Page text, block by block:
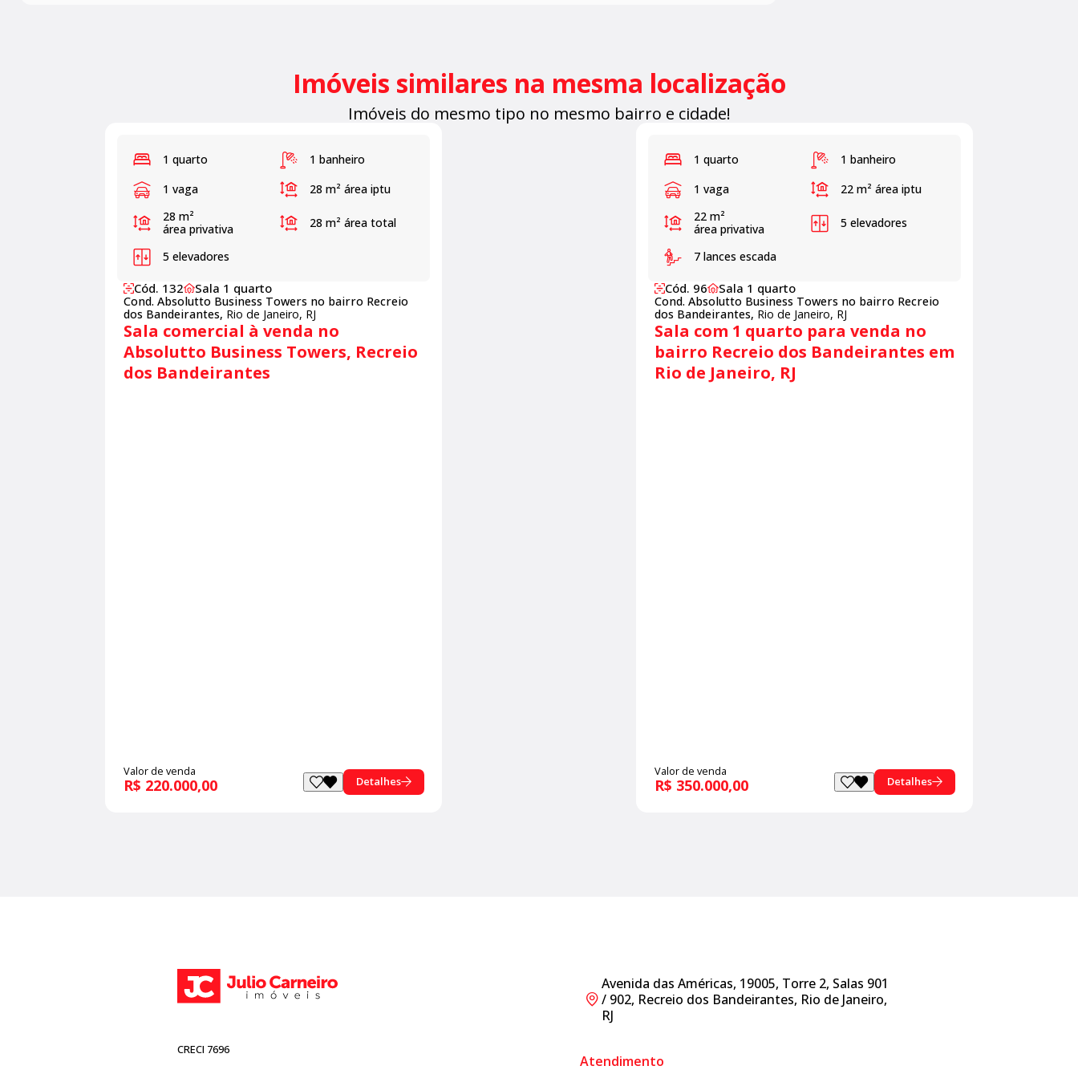
Imóveis similares na mesma localização
Imóveis do mesmo tipo no mesmo bairro e cidade!
1 quarto
1 banheiro
1 vaga
28 m² área iptu
28 m²
área privativa
28 m² área total
5 elevadores
Cód. 132 Sala 1 quarto
Cond. Absolutto Business Towers no bairro Recreio
dos Bandeirantes, Rio de Janeiro, RJ
Sala comercial à venda no
Absolutto Business Towers, Recreio
dos Bandeirantes
Valor de venda
R$ 220.000,00 Detalhes
1 quarto
1 banheiro
1 vaga
22 m² área iptu
22 m²
área privativa
5 elevadores
7 lances escada
Cód. 96 Sala 1 quarto
Cond. Absolutto Business Towers no bairro Recreio
dos Bandeirantes, Rio de Janeiro, RJ
Sala com 1 quarto para venda no
bairro Recreio dos Bandeirantes em
Rio de Janeiro, RJ
Valor de venda
R$ 350.000,00 Detalhes
CRECI 7696
Avenida das Américas, 19005, Torre 2, Salas 901
/ 902, Recreio dos Bandeirantes, Rio de Janeiro,
RJ
Atendimento